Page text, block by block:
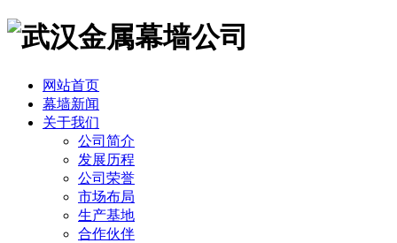
网站首页
幕墙新闻
关于我们
公司简介
发展历程
公司荣誉
市场布局
生产基地
合作伙伴